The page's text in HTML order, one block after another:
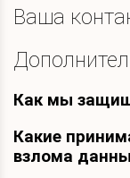
Ваша
Как мы
Какие
взлома